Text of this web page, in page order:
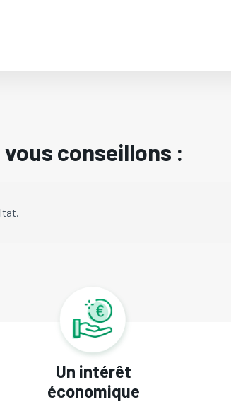
conseillons :
Un intérêt
économique